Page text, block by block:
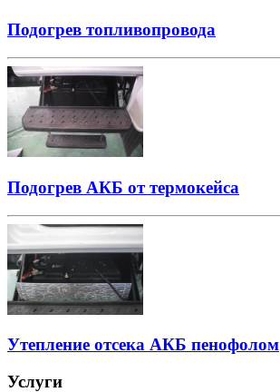
Подогрев топливопровода
Подогрев АКБ от термокейса
Утепление отсека АКБ пенофолом
Услуги